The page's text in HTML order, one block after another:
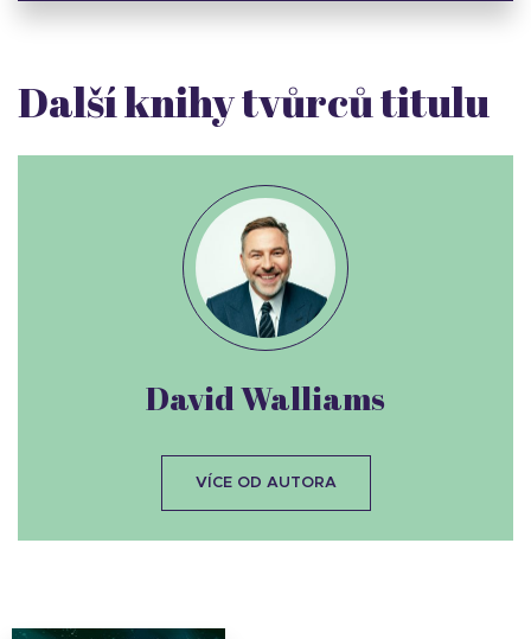
Další knihy tvůrců titulu
David Walliams
VÍCE OD AUTORA